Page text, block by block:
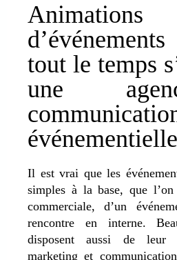
Animations
tout le temps
une
Il est vrai que les
simples à la base, que
commerciale, d’un
rencontre en interne.
disposent aussi de leur
marketing et